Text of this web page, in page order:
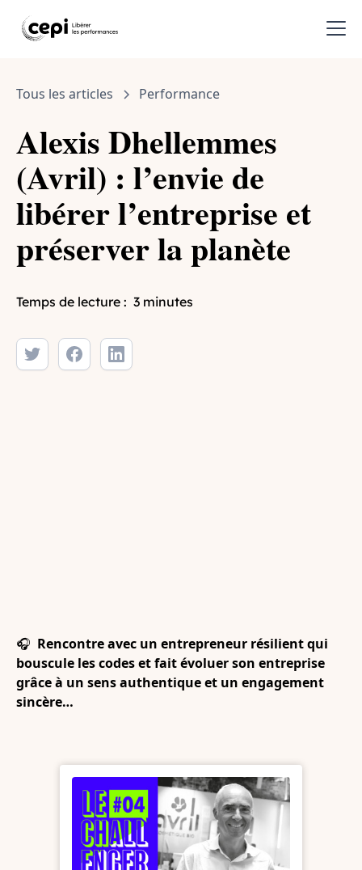
Tous les articles Performance
Alexis Dhellemmes
(Avril) : l’envie de
libérer l’entreprise et
préserver la planète
Temps de lecture : 3 minutes
🎧 Rencontre avec un entrepreneur résilient qui
bouscule les codes et fait évoluer son entreprise
grâce à un sens authentique et un engagement
sincère…